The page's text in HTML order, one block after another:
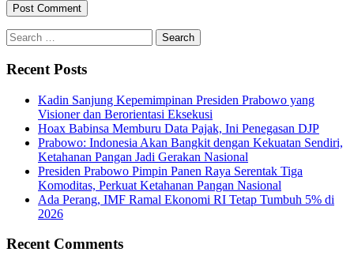
Search
for:
Recent Posts
Kadin Sanjung Kepemimpinan Presiden Prabowo yang
Visioner dan Berorientasi Eksekusi
Hoax Babinsa Memburu Data Pajak, Ini Penegasan DJP
Prabowo: Indonesia Akan Bangkit dengan Kekuatan Sendiri,
Ketahanan Pangan Jadi Gerakan Nasional
Presiden Prabowo Pimpin Panen Raya Serentak Tiga
Komoditas, Perkuat Ketahanan Pangan Nasional
Ada Perang, IMF Ramal Ekonomi RI Tetap Tumbuh 5% di
2026
Recent Comments